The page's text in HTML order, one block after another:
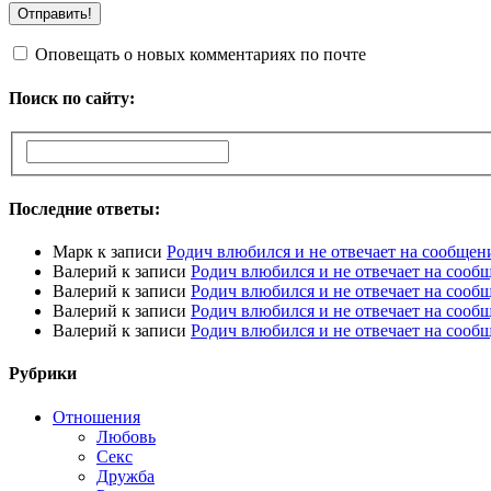
Оповещать о новых комментариях по почте
Поиск по сайту:
Последние ответы:
Марк к записи Родич влюбился и не отвечает на
Валерий к записи Родич влюбился и не отвечает на
Валерий к записи Родич влюбился и не отвечает на
Валерий к записи Родич влюбился и не отвечает на
Валерий к записи Родич влюбился и не отвечает на
Рубрики
Отношения
Любовь
Секс
Дружба